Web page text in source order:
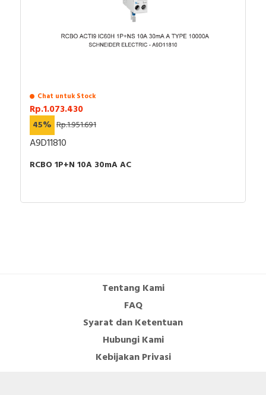
Chat untuk Stock
Rp.1.073.430
45% Rp.1.951.691
A9D11810
RCBO 1P+N 10A 30mA AC
Tentang Kami
FAQ
Syarat dan Ketentuan
Hubungi Kami
Kebijakan Privasi